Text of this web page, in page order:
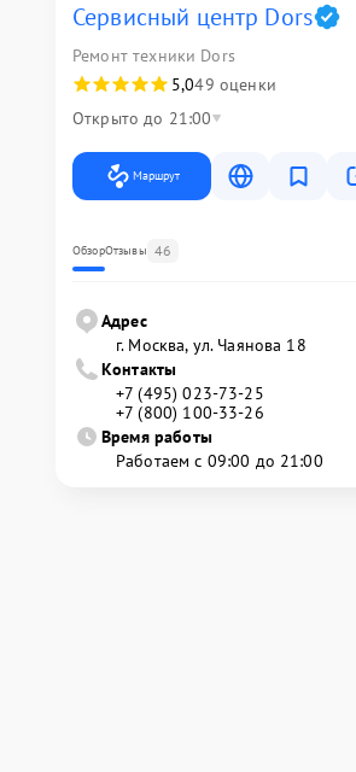
Сервисный центр Dors
Ремонт техники Dors
5,049 оценки
Открыто до 21:00
Маршрут
ОбзорОтзывы 46
Адрес
г. Москва, ул. Чаянова 18
Контакты
+7 (495) 023-73-25
+7 (800) 100-33-26
Время работы
Работаем с 09:00 до 21:00